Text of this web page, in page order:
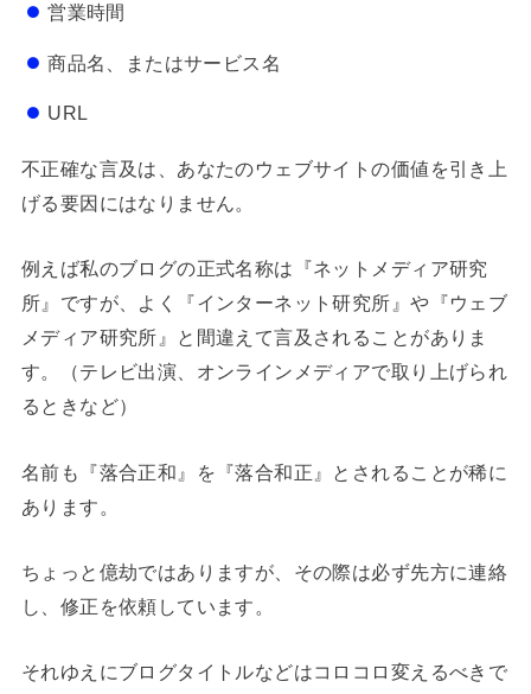
営業時間
商品名、またはサービス名
URL
不正確な言及は、あなたのウェブサイトの価値を引き上
げる要因にはなりません。
例えば私のブログの正式名称は『ネットメディア研究
所』ですが、よく『インターネット研究所』や『ウェブ
メディア研究所』と間違えて言及されることがありま
す。（テレビ出演、オンラインメディアで取り上げられ
るときなど）
名前も『落合正和』を『落合和正』とされることが稀に
あります。
ちょっと億劫ではありますが、その際は必ず先方に連絡
し、修正を依頼しています。
それゆえにブログタイトルなどはコロコロ変えるべきで